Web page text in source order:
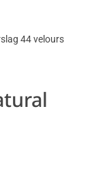
44 velours